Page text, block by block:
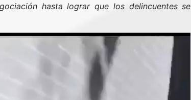
hasta lograr que los delincuentes se